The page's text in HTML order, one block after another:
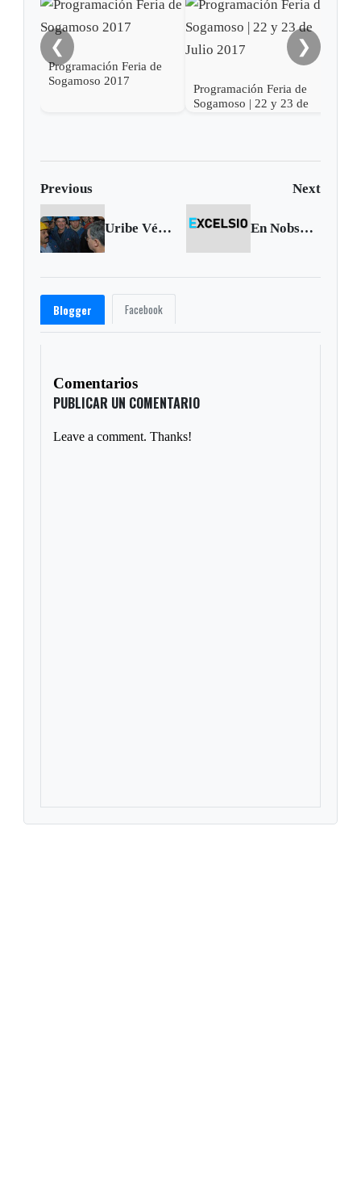
❮
Programación Feria de
Sogamoso 2017
Programación Feria de
Sogamoso | 22 y 23 de
❯
Previous Next
Uribe Vélez pide a trabajadores de Acerías invertir en Ecopetrol En Nobsa día Mundial de la Ruana
Blogger Facebook
Comentarios
PUBLICAR UN COMENTARIO
Leave a comment. Thanks!